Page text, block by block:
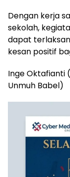
Dengan kerja
sekolah,
dapat
kesan positif
Inge Oktafianti
Unmuh Babel)